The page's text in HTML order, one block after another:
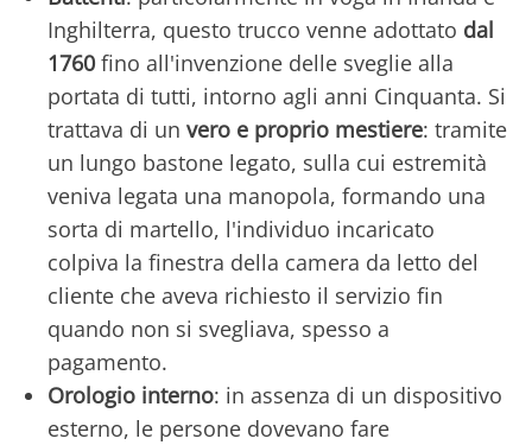
Inghilterra, questo trucco venne adottato dal
1760 fino all'invenzione delle sveglie alla
portata di tutti, intorno agli anni Cinquanta. Si
trattava di un vero e proprio mestiere: tramite
un lungo bastone legato, sulla cui estremità
veniva legata una manopola, formando una
sorta di martello, l'individuo incaricato
colpiva la finestra della camera da letto del
cliente che aveva richiesto il servizio fin
quando non si svegliava, spesso a
pagamento.
Orologio interno: in assenza di un dispositivo
esterno, le persone dovevano fare